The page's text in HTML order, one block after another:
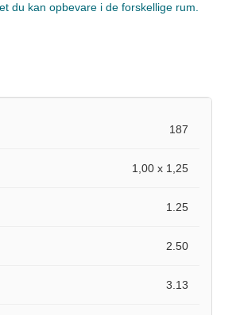
du kan opbevare i de forskellige rum.
187
1,00 x 1,25
1.25
2.50
3.13